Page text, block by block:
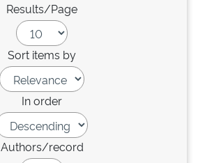
Results/Page
Sort items by
In order
Authors/record